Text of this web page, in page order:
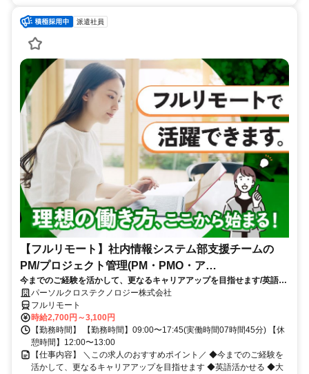
派遣社員
【フルリモート】社内情報システム部支援チームの
PM/プロジェクト管理(PM・PMO・ア
シ)_N260774362
今までのご経験を活かして、更なるキャリアアップを目指せます/英語活
かせる/大手通信会社勤務/フルリモートワーク/10月スタート
パーソルクロステクノロジー株式会社
フルリモート
時給2,700円～3,100円
【勤務時間】 【勤務時間】09:00〜17:45(実働時間07時間45分) 【休
憩時間】12:00〜13:00
【仕事内容】 ＼この求人のおすすめポイント／ ◆今までのご経験を
活かして、更なるキャリアアップを目指せます ◆英語活かせる ◆大